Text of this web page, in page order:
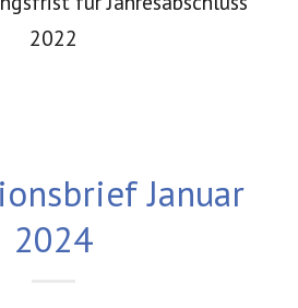
2022
Januar
2024